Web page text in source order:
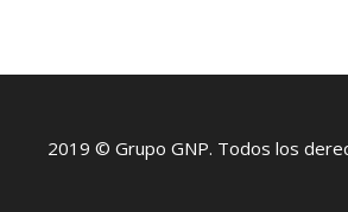
2019 © Grupo GNP. Todos los